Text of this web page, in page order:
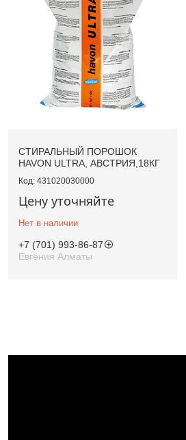
СТИРАЛЬНЫЙ ПОРОШОК
HAVON ULTRA, АВСТРИЯ,18КГ
431020030000
Цену уточняйте
Нет в наличии
+7 (701) 993-86-87
Евгения Алматы